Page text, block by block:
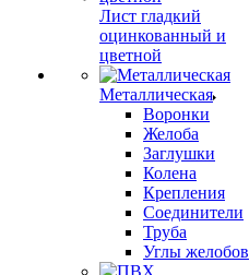
Лист гладкий
оцинкованный и
цветной
Металлическая
Воронки
Желоба
Заглушки
Колена
Крепления
Соединители
Труба
Углы желобов